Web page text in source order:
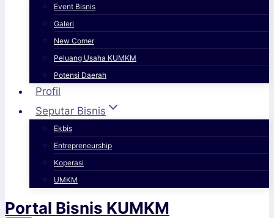
Event Bisnis
Galeri
New Comer
Peluang Usaha KUMKM
Potensi Daerah
Profil
Seputar Bisnis
Ekbis
Entrepreneurship
Koperasi
UMKM
Portal Bisnis KUMKM